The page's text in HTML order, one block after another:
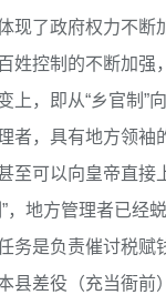
现了政府权力不断
姓控制的不断加强
上，即从“乡官制”
者，具有地方领袖
至可以向皇帝直接
，地方管理者已经
务是负责催讨税赋
县差役（充当衙前